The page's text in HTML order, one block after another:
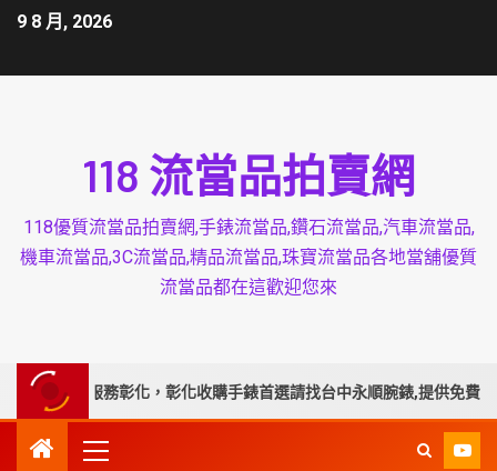
9 8 月, 2026
118 流當品拍賣網
118優質流當品拍賣網,手錶流當品,鑽石流當品,汽車流當品,
機車流當品,3C流當品,精品流當品,珠寶流當品各地當舖優質
流當品都在這歡迎您來
業延伸服務彰化，彰化收購手錶首選請找台中永順腕錶,提供免費手錶